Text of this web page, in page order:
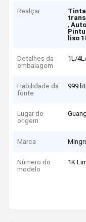
Realçar
Tinta
,
liso
Detalhes da
embalagem
1L/
Habilidade da
fonte
999
Lugar de
origem
Marca
Número do
modelo
1K